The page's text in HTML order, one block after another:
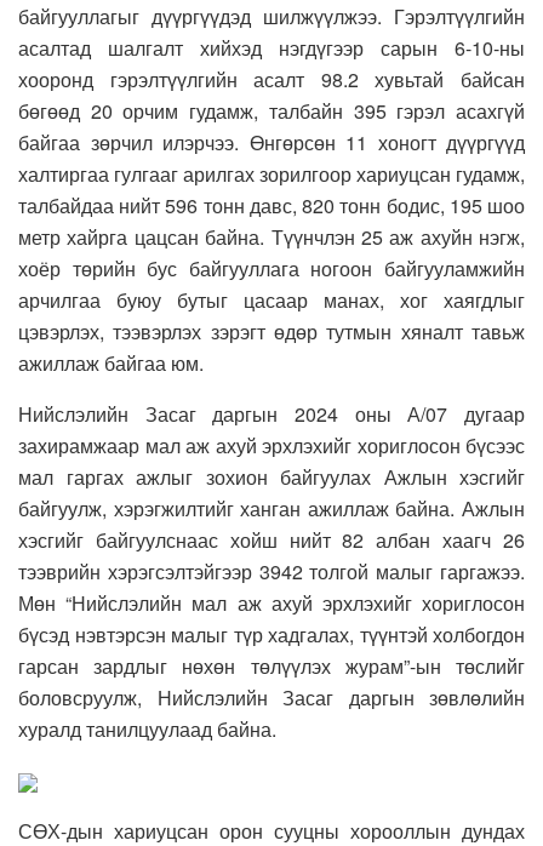
байгууллагыг дүүргүүдэд шилжүүлжээ. Гэрэлтүүлгийн
асалтад шалгалт хийхэд нэгдүгээр сарын 6-10-ны
хооронд гэрэлтүүлгийн асалт 98.2 хувьтай байсан
бөгөөд 20 орчим гудамж, талбайн 395 гэрэл асахгүй
байгаа зөрчил илэрчээ. Өнгөрсөн 11 хоногт дүүргүүд
халтиргаа гулгааг арилгах зорилгоор хариуцсан гудамж,
талбайдаа нийт 596 тонн давс, 820 тонн бодис, 195 шоо
метр хайрга цацсан байна. Түүнчлэн 25 аж ахуйн нэгж,
хоёр төрийн бус байгууллага ногоон байгууламжийн
арчилгаа буюу бутыг цасаар манах, хог хаягдлыг
цэвэрлэх, тээвэрлэх зэрэгт өдөр тутмын хяналт тавьж
ажиллаж байгаа юм.
Нийслэлийн Засаг даргын 2024 оны А/07 дугаар
захирамжаар мал аж ахуй эрхлэхийг хориглосон бүсээс
мал гаргах ажлыг зохион байгуулах Ажлын хэсгийг
байгуулж, хэрэгжилтийг ханган ажиллаж байна. Ажлын
хэсгийг байгуулснаас хойш нийт 82 албан хаагч 26
тээврийн хэрэгсэлтэйгээр 3942 толгой малыг гаргажээ.
Мөн “Нийслэлийн мал аж ахуй эрхлэхийг хориглосон
бүсэд нэвтэрсэн малыг түр хадгалах, түүнтэй холбогдон
гарсан зардлыг нөхөн төлүүлэх журам”-ын төслийг
боловсруулж, Нийслэлийн Засаг даргын зөвлөлийн
хуралд танилцуулаад байна.
СӨХ-дын хариуцсан орон сууцны хорооллын дундах